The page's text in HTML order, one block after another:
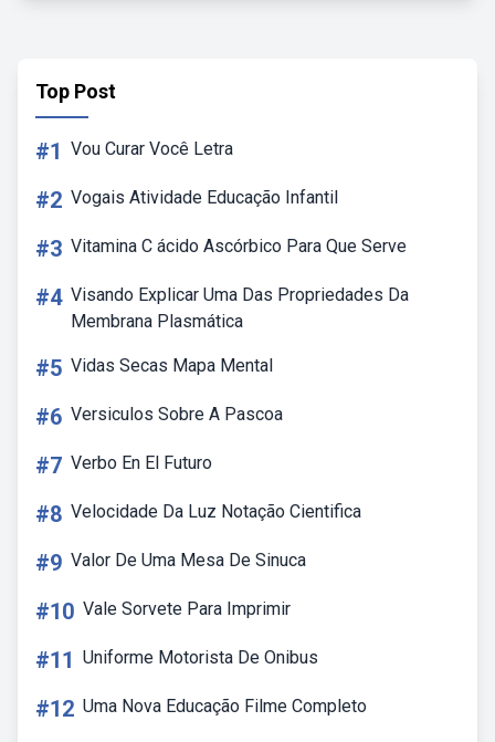
Top Post
#1 Vou Curar Você Letra
#2 Vogais Atividade Educação Infantil
#3 Vitamina C ácido Ascórbico Para Que Serve
#4 Visando Explicar Uma Das Propriedades Da
Membrana Plasmática
#5 Vidas Secas Mapa Mental
#6 Versiculos Sobre A Pascoa
#7 Verbo En El Futuro
#8 Velocidade Da Luz Notação Cientifica
#9 Valor De Uma Mesa De Sinuca
#10 Vale Sorvete Para Imprimir
#11 Uniforme Motorista De Onibus
#12 Uma Nova Educação Filme Completo